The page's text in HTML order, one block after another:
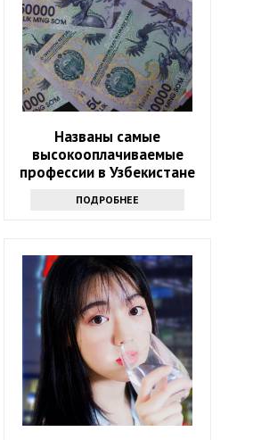
Названы самые
высокооплачиваемые
профессии в Узбекистане
ПОДРОБНЕЕ